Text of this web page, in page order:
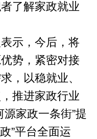
了解家政就业
示，今后，将
势，紧密对接
，以稳就业、
推进家政行业
家政一条街”提
”平台全面运